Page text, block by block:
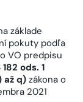
základe
pokuty podľa
VO predpisu
182 ods. 1
až q) zákona o
2021